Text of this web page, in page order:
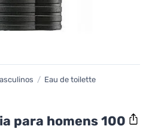
/ Eau de toilette
para homens 100